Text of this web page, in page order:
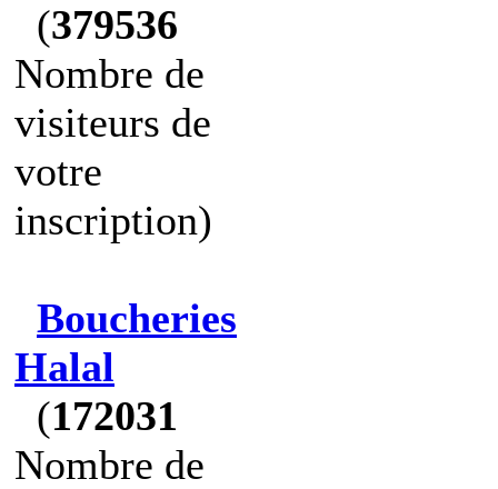
(379536
Nombre de
visiteurs de
votre
inscription)
Boucheries
Halal
(172031
Nombre de